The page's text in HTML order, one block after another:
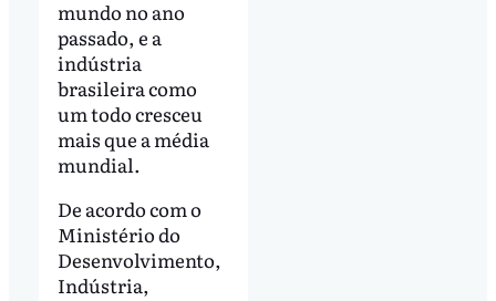
mundo no ano
passado, e a
indústria
brasileira como
um todo cresceu
mais que a média
mundial.
De acordo com o
Ministério do
Desenvolvimento,
Indústria,